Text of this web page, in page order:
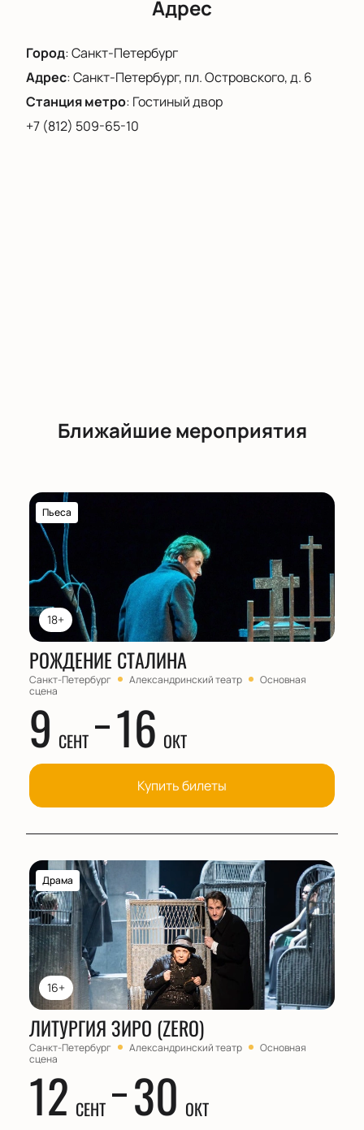
театра вы можете, купив билеты на спектакль «Сон
Адрес
Город:Санкт-Петербург
Адрес:Санкт-Петербург, пл. Островского, д. 6
Станция метро: Гостиный двор
+7 (812) 509-65-10
Ближайшие мероприятия
18+
Пьеса
РОЖДЕНИЕ СТАЛИНА
Санкт-Петербург Александринский театр
Основная
сцена
9 СЕНТ 16 ОКТ
Купить билеты
16+
Драма
ЛИТУРГИЯ ЗИРО (ZERO)
Санкт-Петербург Александринский театр
Основная
сцена
12 СЕНТ 30 ОКТ